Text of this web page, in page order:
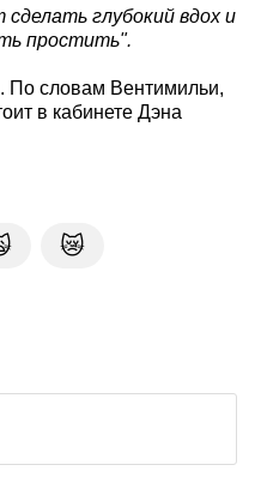
глубокий вдох и
простить".
По словам Вентимильи,
в кабинете Дэна
😿